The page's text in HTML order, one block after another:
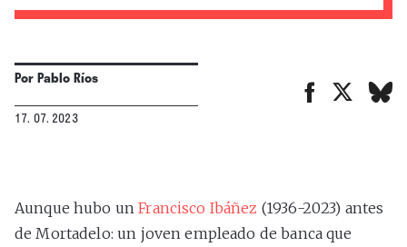
PorPablo Ríos
17. 07. 2023
Aunque hubo unFrancisco Ibáñez (1936-2023) antes
de Mortadelo: un joven empleado de banca que